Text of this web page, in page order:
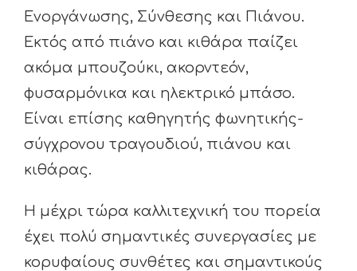
Ενοργάνωσης, Σύνθεσης και Πιάνου.
Εκτός από πιάνο και κιθάρα παίζει
ακόμα μπουζούκι, ακορντεόν,
φυσαρμόνικα και ηλεκτρικό μπάσο.
Είναι επίσης καθηγητής φωνητικής-
σύγχρονου τραγουδιού, πιάνου και
κιθάρας.
Η μέχρι τώρα καλλιτεχνική του πορεία
έχει πολύ σημαντικές συνεργασίες με
κορυφαίους συνθέτες και σημαντικούς